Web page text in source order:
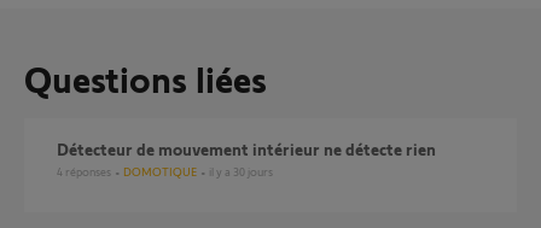
Questions liées
Détecteur de mouvement intérieur ne détecte rien
4 réponses DOMOTIQUE il y a 30 jours